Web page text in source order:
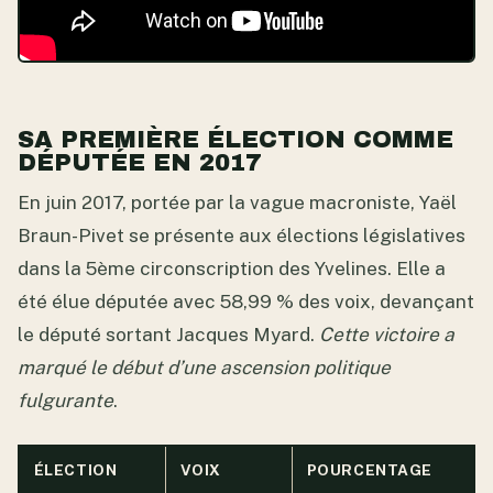
SA PREMIÈRE ÉLECTION COMME
DÉPUTÉE EN 2017
En juin 2017, portée par la vague macroniste, Yaël
Braun-Pivet se présente aux élections législatives
dans la 5ème circonscription des Yvelines. Elle a
été élue députée avec 58,99 % des voix, devançant
le député sortant Jacques Myard. Cette victoire a
marqué le début d’une ascension politique
fulgurante.
ÉLECTION VOIX POURCENTAGE